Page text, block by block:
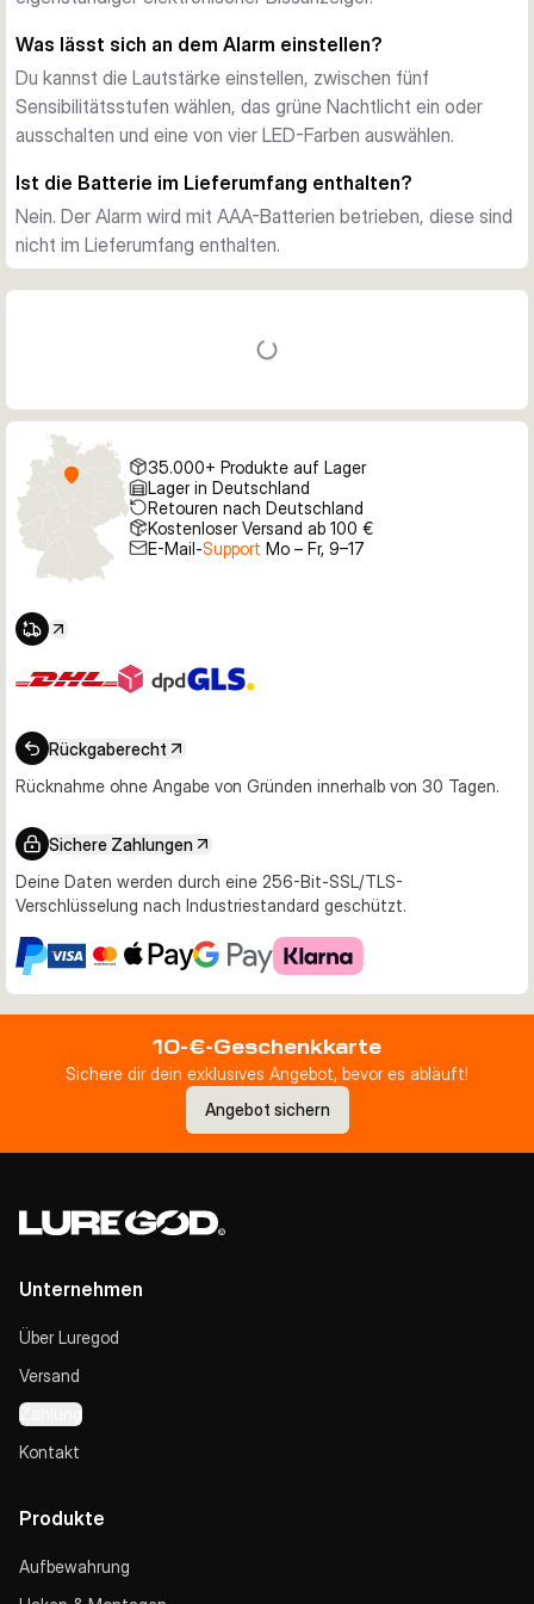
Sechs Lautstärkestufen inklusive Lautlosmodus helfen dir,
den Alarm an ruhige Nächte oder belebte Plätze anzupassen.
Das LED-System bietet vier wählbare Farben, das integrierte
grüne Nachtlicht verbessert die Sichtbarkeit nach Einbruch
Für längere Ansitze abgestimmt
Mit fünf Sensibilitätsstufen lässt sich der Bat Bissanzeiger
auf unterschiedliche Bedingungen und Angelstile einstellen.
Was lässt sich an dem Alarm einstellen?
Du kannst die Lautstärke einstellen, zwischen fünf
Sensibilitätsstufen wählen, das grüne Nachtlicht ein oder
ausschalten und eine von vier LED-Farben auswählen.
Ist die Batterie im Lieferumfang enthalten?
Nein. Der Alarm wird mit AAA-Batterien betrieben, diese sind
nicht im Lieferumfang enthalten.
35.000+ Produkte auf Lager
Lager in Deutschland
Retouren nach Deutschland
Kostenloser Versand ab 100 €
E-Mail-Support Mo – Fr, 9–17
Rückgaberecht
Rücknahme ohne Angabe von Gründen innerhalb von 30 Tagen.
Sichere Zahlungen
Deine Daten werden durch eine 256-Bit-SSL/TLS-
Verschlüsselung nach Industriestandard geschützt.
10-€-Geschenkkarte
Sichere dir dein exklusives Angebot, bevor es abläuft!
Angebot sichern
Unternehmen
Über Luregod
Versand
Zahlung
Kontakt
Produkte
Aufbewahrung